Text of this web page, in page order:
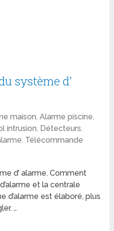
système d’
maison,Alarme piscine,
intrusion, Détecteurs,
, Télécommande
d’ alarme. Comment
et la centrale
d’alarme est élaboré, plus
…